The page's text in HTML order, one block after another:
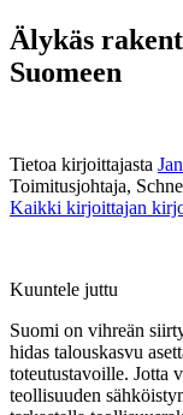
Älykäs
Suomeen
Tietoa kirjoittajasta
Toimitusjohtaja,
Kaikki kirjoittajan
Kuuntele juttu
Suomi on vihreän
hidas talouskasvu
toteutustavoille. Jotta
teollisuuden